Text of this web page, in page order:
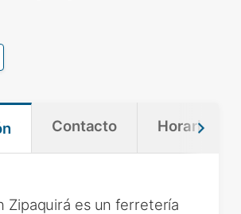
Contacto Horario
Zipaquirá es un ferretería